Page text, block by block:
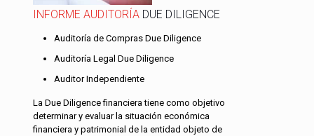
INFORME AUDITORÍA DUE DILIGENCE
Auditoría de Compras Due Diligence
Auditoría Legal Due Diligence
Auditor Independiente
La Due Diligence financiera tiene como objetivo
determinar y evaluar la situación económica
financiera y patrimonial de la entidad objeto de